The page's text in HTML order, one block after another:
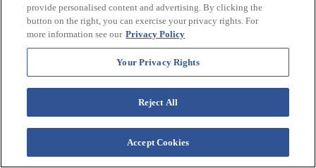
Youtube
LinkedIn
Buscando...
Traducir este sitio
Select Language▼
provide personalised content and advertising. By clicking the
button on the right, you can exercise your privacy rights. For
more information see our Privacy Policy
Your Privacy Rights
Reject All
Accept Cookies